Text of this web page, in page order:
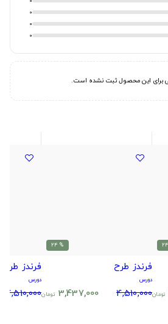
0
0
0
برای این محصول ثبت نشده است.
تومان
% 24
فرندز طرح
دورس
4,510,000
3,437,000 تومان
فرندز طرح
دورس
4,510,000